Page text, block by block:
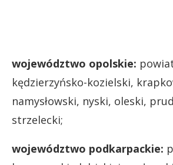
województwo opolskie:
kędzierzyńsko-kozielski,
namysłowski, nyski, oleski,
strzelecki;
województwo podkarpackie: